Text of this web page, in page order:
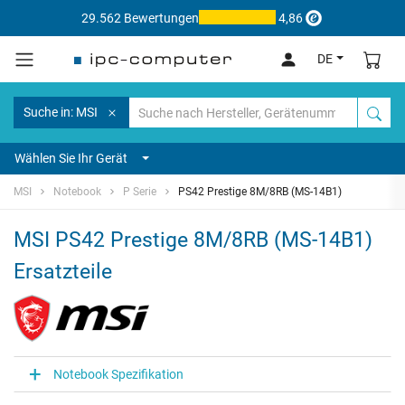
29.562 Bewertungen 4,86
DE
Suche in: MSI
Wählen Sie Ihr Gerät
MSI Notebook P Serie PS42 Prestige 8M/8RB (MS-14B1)
MSI PS42 Prestige 8M/8RB (MS-14B1)
Ersatzteile
Notebook Spezifikation